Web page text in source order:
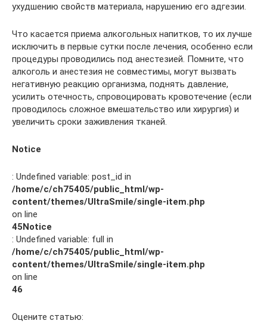
ухудшению свойств материала, нарушению его адгезии.
Что касается приема алкогольных напитков, то их лучше
исключить в первые сутки после лечения, особенно если
процедуры проводились под анестезией. Помните, что
алкоголь и анестезия не совместимы, могут вызвать
негативную реакцию организма, поднять давление,
усилить отечность, спровоцировать кровотечение (если
проводилось сложное вмешательство или хирургия) и
увеличить сроки заживления тканей.
Notice
: Undefined variable: post_id in
/home/c/ch75405/public_html/wp-
content/themes/UltraSmile/single-item.php
on line
45Notice
: Undefined variable: full in
/home/c/ch75405/public_html/wp-
content/themes/UltraSmile/single-item.php
on line
46
Оцените статью: